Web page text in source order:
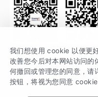
开发者文档
SDK 文档
场景指南
行业活动
关注公众号 获取更多
GrowingIO 是专注于数据智能
我们想使用 cookie 以便更
改善您今后对本网站访问
何撤回或管理您的同意，请
按钮，将视为您同意 cookie